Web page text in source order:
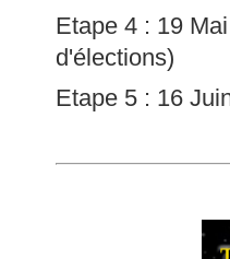
Etape 4 : 19
d'élections)
Etape 5 : 16